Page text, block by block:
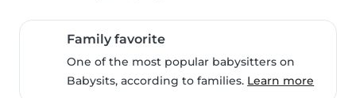
Family favorite
One of the most popular babysitters on
Babysits, according to families. Learn more